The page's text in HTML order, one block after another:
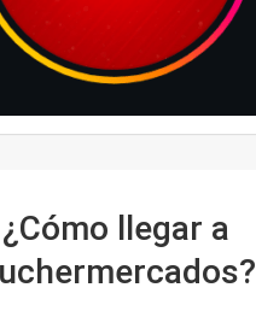
¿Cómo llegar a